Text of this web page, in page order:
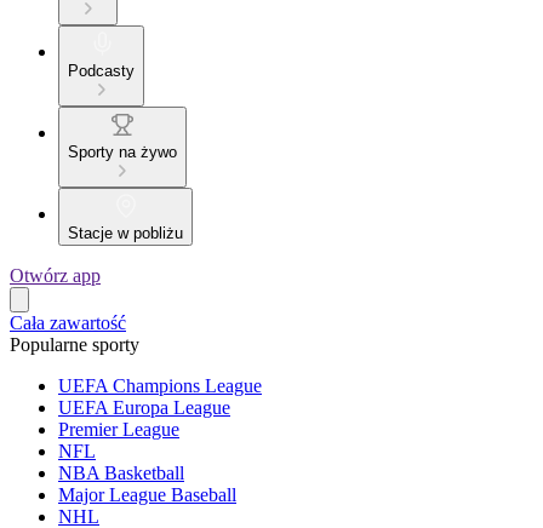
Podcasty
Sporty na żywo
Stacje w pobliżu
Otwórz app
Cała zawartość
Popularne sporty
UEFA Champions League
UEFA Europa League
Premier League
NFL
NBA Basketball
Major League Baseball
NHL